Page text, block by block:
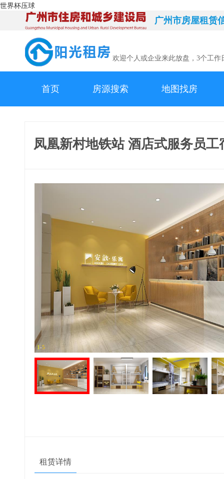
世界杯压球
广州市房屋租赁
欢迎个人或企业来此放盘，3个工作
首页 房源搜索 地图找房
凤凰新村地铁站 酒店式服务员
1-5
租赁详情